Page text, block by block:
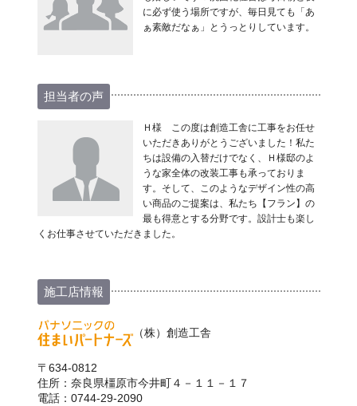
に必ず使う場所ですが、毎日見ても「あ
ぁ素敵だなぁ」とうっとりしています。
担当者の声
Ｈ様 この度は創造工舎に工事をお任せ
いただきありがとうございました！私た
ちは設備の入替だけでなく、Ｈ様邸のよ
うな家全体の改装工事も承っておりま
す。そして、このようなデザイン性の高
い商品のご提案は、私たち【フラン】の
最も得意とする分野です。設計士も楽し
くお仕事させていただきました。
施工店情報
（株）創造工舎
〒634-0812
住所：奈良県橿原市今井町４－１１－１７
電話：0744-29-2090